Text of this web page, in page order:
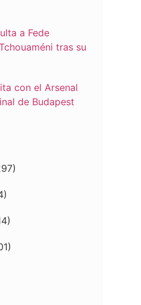
a Fede
tras su
con el Arsenal
de Budapest